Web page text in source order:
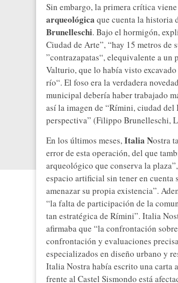
Sin embargo, la primera crítica
arqueológica que cuenta la historia
Brunelleschi. Bajo el hormigón,
Ciudad de Arte”, “hay 15 metros de
”contrazapatas“, elequivalente a un
Valturio, que lo había visto
río“. El foso era la verdadera
municipal debería haber trabajado
así la imagen de “Rímini, ciudad del
perspectiva” (Filippo Brunelleschi,
En los últimos meses,Italia Nostra
error de esta operación, del que
arqueológico que conserva la
espacio artificial sin tener en cuenta
amenazar su propia existencia”.
“la falta de participación de la
tan estratégica de Rímini”. Italia
afirmaba que “la confrontación
confrontación y evaluaciones
especializados en diseño urbano y
Italia Nostra había escrito una carta
frente al Castel Sismondo está